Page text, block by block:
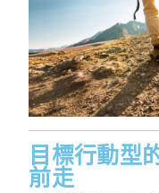
目標行動型
前走